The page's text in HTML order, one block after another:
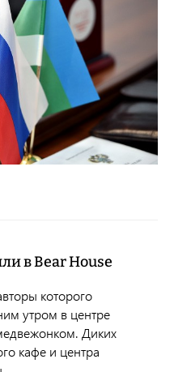
в Bear House
которого
утром в центре
Диких
кафе и центра